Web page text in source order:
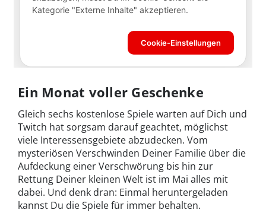
Ein Monat voller Geschenke
Gleich sechs kostenlose Spiele warten auf Dich und
Twitch hat sorgsam darauf geachtet, möglichst
viele Interessensgebiete abzudecken. Vom
mysteriösen Verschwinden Deiner Familie über die
Aufdeckung einer Verschwörung bis hin zur
Rettung Deiner kleinen Welt ist im Mai alles mit
dabei. Und denk dran: Einmal heruntergeladen
kannst Du die Spiele für immer behalten.